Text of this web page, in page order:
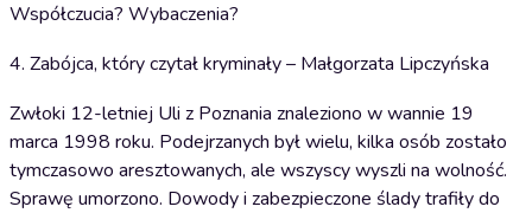
Współczucia? Wybaczenia?
4. Zabójca, który czytał kryminały – Małgorzata Lipczyńska
Zwłoki 12-letniej Uli z Poznania znaleziono w wannie 19
marca 1998 roku. Podejrzanych był wielu, kilka osób zostało
tymczasowo aresztowanych, ale wszyscy wyszli na wolność.
Sprawę umorzono. Dowody i zabezpieczone ślady trafiły do